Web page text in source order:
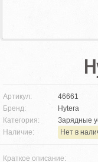
Артикул:
46661
Бренд:
Hytera
Категория:
Зарядные
Наличие:
Нет в
Краткое описание: